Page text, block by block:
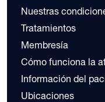
Nuestras
Tratamientos
Membresía
Cómo funciona la
Información del
Ubicaciones